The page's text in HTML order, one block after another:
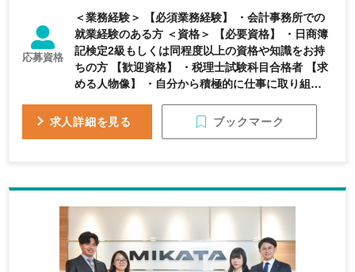
応募資格
＜業務経験＞ 【必須業務経験】 ・会計事務所での
就業経験のある方 ＜資格＞ 【必要資格】 ・日商簿
記検定2級もしくは同程度以上の資格や知識をお持
ちの方 【歓迎資格】 ・税理士試験科目合格者 【求
める人物像】 ・自分から積極的に仕事に取り組む
けることが出来る方 ・明るく元気、素直な姿勢で
求人詳細を見る ブックマーク